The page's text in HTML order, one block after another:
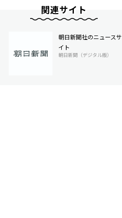
関連サイト
朝日新聞社のニュースサ
イト
朝日新聞（デジタル版）